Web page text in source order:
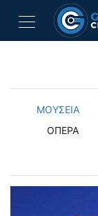
ΜΟΥΣΕΙΑ
ΟΠΕΡΑ